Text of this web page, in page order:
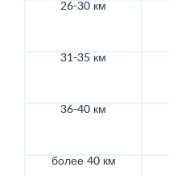
26-30 км
31-35 км
36-40 км
более 40 км